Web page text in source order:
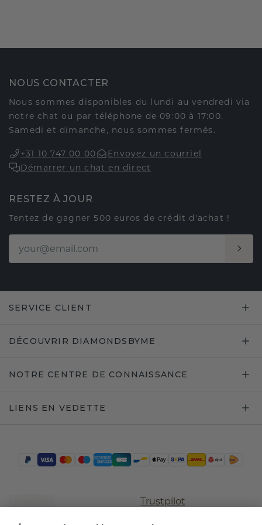
NOUS CONTACTER
Nous sommes disponibles du lundi au vendredi via
notre chat ou par téléphone de 09:00 à 17:00.
Samedi et dimanche, nous sommes fermés.
+31 10 747 00 00
Envoyez un courriel
Démarrer un chat en direct
RESTEZ À JOUR
Tentez de gagner 500 euros de crédit d'achat !
SERVICE CLIENT
DÉCOUVRIR DIAMONDSBYME
NOTRE CENTRE DE CONNAISSANCE
LIENS EN VEDETTE
Trustpilot